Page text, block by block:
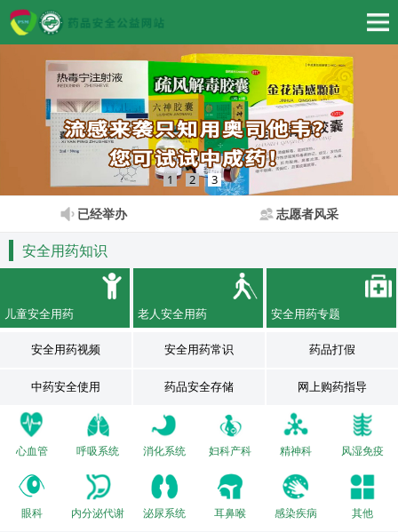
1 2 3
已经举办 志愿者风采
安全用药知识
儿童安全用药 老人安全用药 安全用药专题
安全用药视频 安全用药常识 药品打假
中药安全使用 药品安全存储 网上购药指导
心血管 呼吸系统 消化系统 妇科产科 精神科 风湿免疫
眼科 内分泌代谢 泌尿系统 耳鼻喉 感染疾病 其他